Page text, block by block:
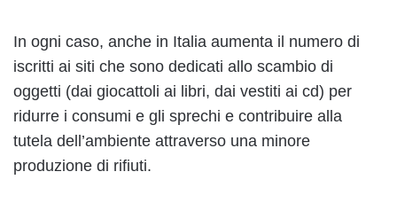
In ogni caso, anche in Italia aumenta il numero di
iscritti ai siti che sono dedicati allo scambio di
oggetti (dai giocattoli ai libri, dai vestiti ai cd) per
ridurre i consumi e gli sprechi e contribuire alla
tutela dell’ambiente attraverso una minore
produzione di rifiuti.